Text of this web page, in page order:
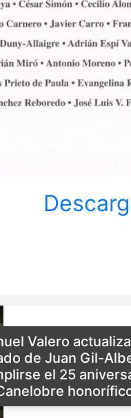
Valero
de Juan Gil-
el 25